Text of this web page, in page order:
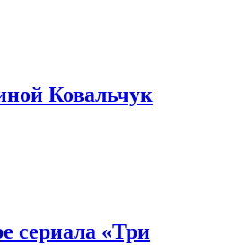
Ковальчук
сериала «Три